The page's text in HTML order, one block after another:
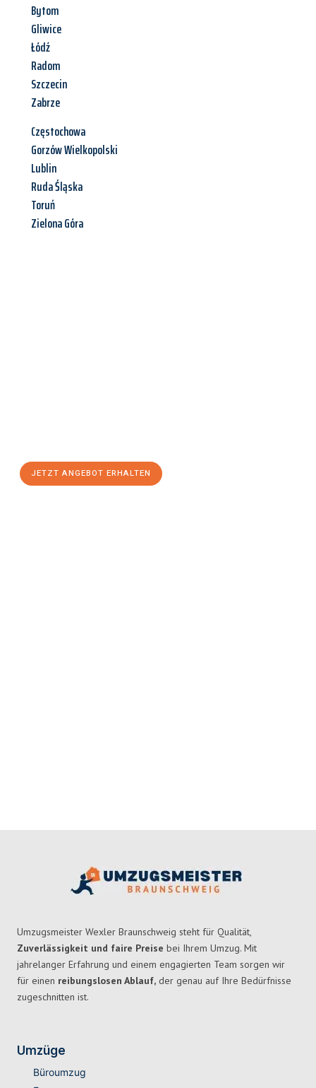
Bytom
Gliwice
Łódź
Radom
Szczecin
Zabrze
Częstochowa
Gorzów Wielkopolski
Lublin
Ruda Śląska
Toruń
Zielona Góra
JETZT ANGEBOT ERHALTEN
Umzugsmeister Wexler Braunschweig steht für Qualität,
Zuverlässigkeit und faire Preise bei Ihrem Umzug. Mit
jahrelanger Erfahrung und einem engagierten Team sorgen wir
für einen reibungslosen Ablauf, der genau auf Ihre Bedürfnisse
zugeschnitten ist.
Umzüge
Büroumzug